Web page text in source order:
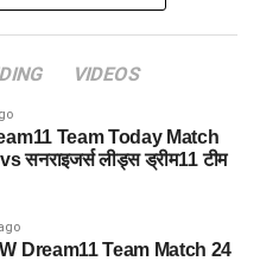
VIDEOS
Team Today Match
सनराइजर्स लीड्स ड्रीम11 टीम
Dream11 Team Match 24